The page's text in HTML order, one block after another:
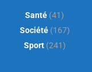
Santé (41)
Société(167)
Sport(241)